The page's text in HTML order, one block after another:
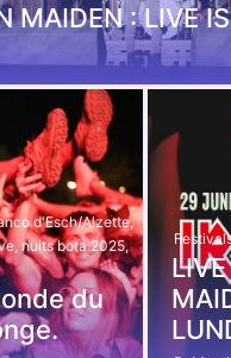
MAIDEN : LIVE
d'Esch/Alzette,
nuits bota 2025,
du